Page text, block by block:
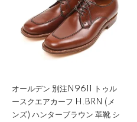
オールデン 別注N9611 トゥル
ースクエアカーフ H.BRN (メ
ンズ) ハンターブラウン 革靴 シ